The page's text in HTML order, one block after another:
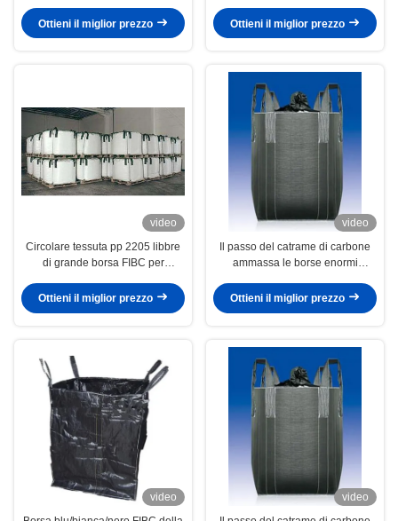
polvere di ferro
Ottieni il miglior prezzo
1000kg
Ottieni il miglior prezzo
video
Circolare tessuta pp 2205 libbre
di grande borsa FIBC per
PTA/palline di EVA
Ottieni il miglior prezzo
video
Il passo del catrame di carbone
ammassa le borse enormi
o i cicli d'angolo
Ottieni il miglior prezzo
video
video